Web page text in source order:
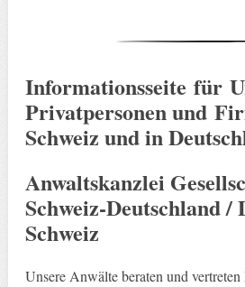
Informationsseite für
Privatpersonen und
Schweiz und in
Anwaltskanzlei
Schweiz-Deutschland /
Schweiz
Unsere Anwälte beraten und